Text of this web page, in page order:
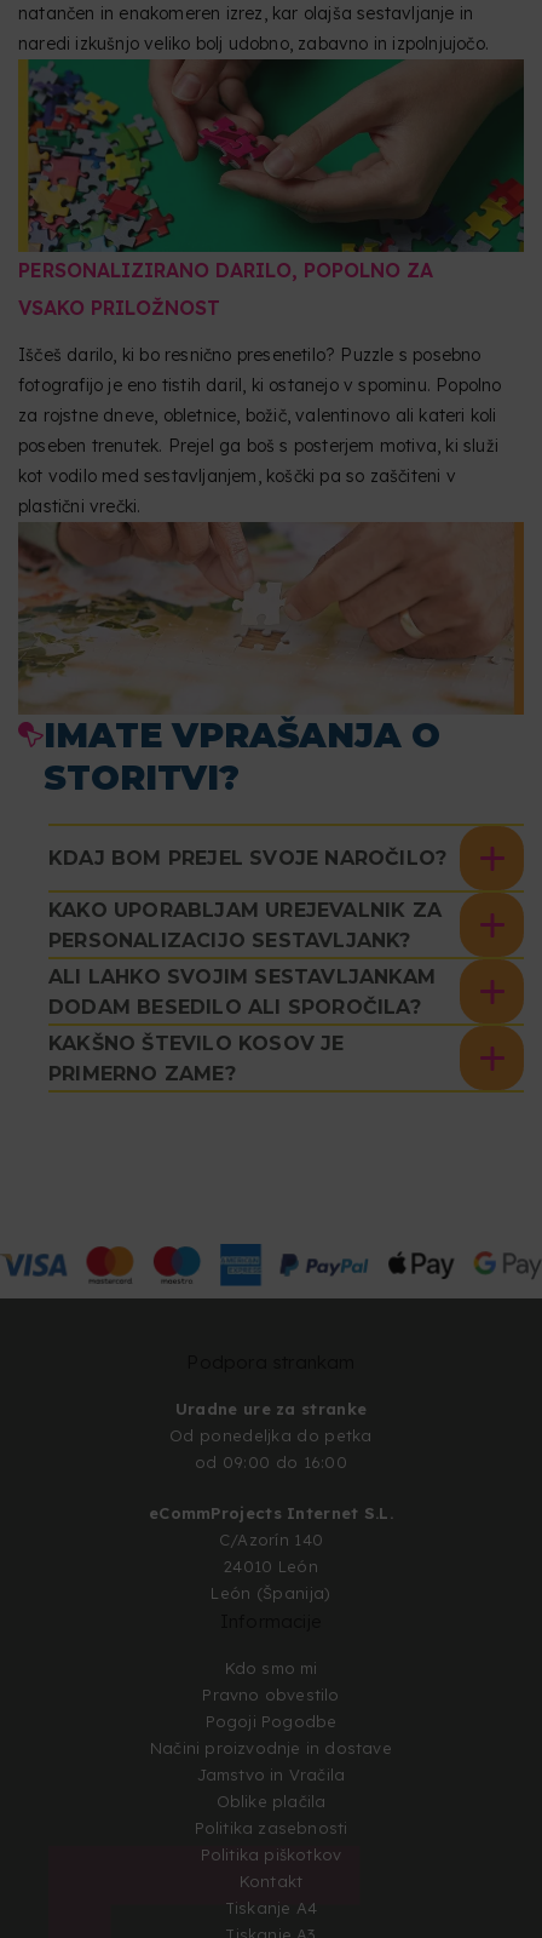
natančen in enakomeren izrez, kar olajša sestavljanje in
naredi izkušnjo veliko bolj udobno, zabavno in izpolnjujočo.
PERSONALIZIRANO DARILO, POPOLNO ZA
VSAKO PRILOŽNOST
Iščeš darilo, ki bo resnično presenetilo? Puzzle s posebno
fotografijo je eno tistih daril, ki ostanejo v spominu. Popolno
za rojstne dneve, obletnice, božič, valentinovo ali kateri koli
poseben trenutek. Prejel ga boš s posterjem motiva, ki služi
kot vodilo med sestavljanjem, koščki pa so zaščiteni v
plastični vrečki.
IMATE VPRAŠANJA O
STORITVI?
KDAJ BOM PREJEL SVOJE NAROČILO?
KAKO UPORABLJAM UREJEVALNIK ZA
PERSONALIZACIJO SESTAVLJANK?
ALI LAHKO SVOJIM SESTAVLJANKAM
DODAM BESEDILO ALI SPOROČILA?
KAKŠNO ŠTEVILO KOSOV JE
PRIMERNO ZAME?
Uradne ure za stranke
Od ponedeljka do petka
od 09:00 do 16:00
eCommProjects Internet S.L.
C/Azorín 140
24010 León
León (Španija)
Kdo smo mi
Pravno obvestilo
Pogoji Pogodbe
Načini proizvodnje in dostave
Jamstvo in Vračila
Oblike plačila
Politika zasebnosti
Politika piškotkov
Kontakt
Tiskanje A4
Tiskanje A3